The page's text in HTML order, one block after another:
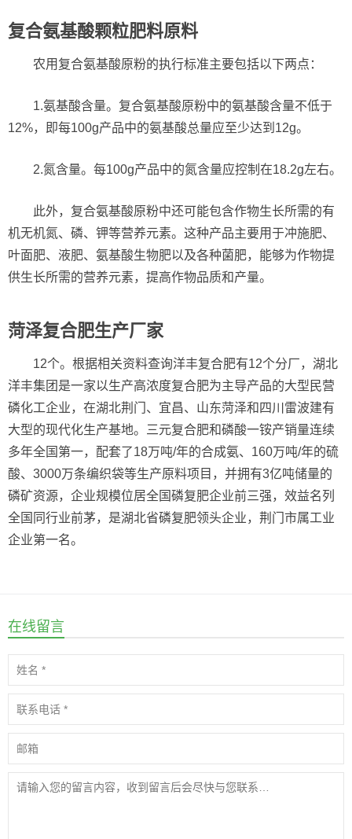
复合氨基酸颗粒肥料原料
农用复合氨基酸原粉的执行标准主要包括以下两点：
1.氨基酸含量。复合氨基酸原粉中的氨基酸含量不低于
12%，即每100g产品中的氨基酸总量应至少达到12g。
2.氮含量。每100g产品中的氮含量应控制在18.2g左右。
此外，复合氨基酸原粉中还可能包含作物生长所需的有
机无机氮、磷、钾等营养元素。这种产品主要用于冲施肥、
叶面肥、液肥、氨基酸生物肥以及各种菌肥，能够为作物提
供生长所需的营养元素，提高作物品质和产量。
菏泽复合肥生产厂家
12个。根据相关资料查询洋丰复合肥有12个分厂，湖北
洋丰集团是一家以生产高浓度复合肥为主导产品的大型民营
磷化工企业，在湖北荆门、宜昌、山东菏泽和四川雷波建有
大型的现代化生产基地。三元复合肥和磷酸一铵产销量连续
多年全国第一，配套了18万吨/年的合成氨、160万吨/年的硫
酸、3000万条编织袋等生产原料项目，并拥有3亿吨储量的
磷矿资源，企业规模位居全国磷复肥企业前三强，效益名列
全国同行业前茅，是湖北省磷复肥领头企业，荆门市属工业
企业第一名。
在线留言